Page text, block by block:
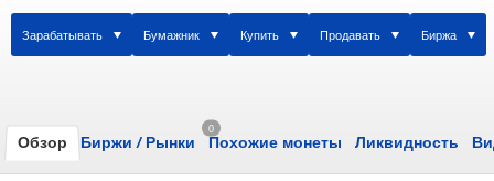
Зарабатывать Бумажник Купить Продавать Биржа
Обзор Биржи /Рынки
0
Похожие монеты Ликвидность